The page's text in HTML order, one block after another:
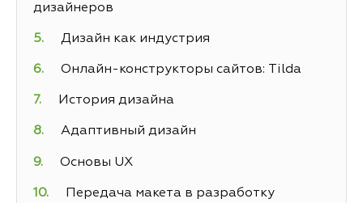
дизайнеров
Дизайн как индустрия
Онлайн-конструкторы сайтов: Tilda
История дизайна
Адаптивный дизайн
Основы UX
Передача макета в разработку